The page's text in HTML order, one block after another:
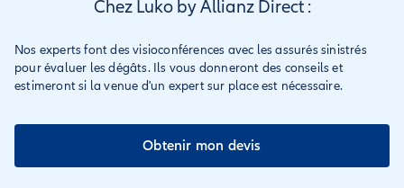
Chez Luko by Allianz Direct :
Nos experts font des visioconférences avec les assurés sinistrés
pour évaluer les dégâts. Ils vous donneront des conseils et
estimeront si la venue d'un expert sur place est nécessaire.
Obtenir mon devis